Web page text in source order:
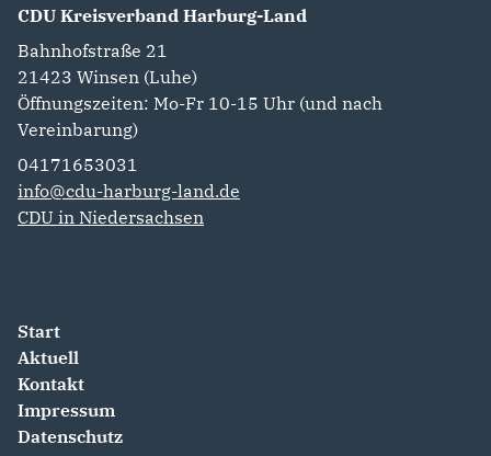
CDU Kreisverband Harburg-Land
Bahnhofstraße 21
21423 Winsen (Luhe)
Öffnungszeiten: Mo-Fr 10-15 Uhr (und nach
Vereinbarung)
04171653031
info@cdu-harburg-land.de
CDU in Niedersachsen
Start
Aktuell
Kontakt
Impressum
Datenschutz